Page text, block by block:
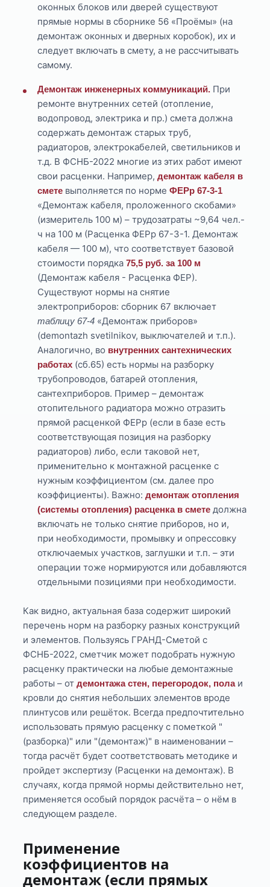
оконных блоков или дверей существуют
прямые нормы в сборнике 56 «Проёмы» (на
демонтаж оконных и дверных коробок), их и
следует включать в смету, а не рассчитывать
самому.
Демонтаж инженерных коммуникаций. При
ремонте внутренних сетей (отопление,
водопровод, электрика и пр.) смета должна
содержать демонтаж старых труб,
радиаторов, электрокабелей, светильников и
т.д. В ФСНБ-2022 многие из этих работ имеют
свои расценки. Например,демонтаж кабеля в
смете выполняется по нормеФЕРр 67-3-1
«Демонтаж кабеля, проложенного скобами»
(измеритель 100 м) – трудозатраты ~9,64 чел.-
ч на 100 м (Расценка ФЕРр 67-3-1. Демонтаж
кабеля — 100 м), что соответствует базовой
стоимости порядка75,5 руб. за 100 м
(Демонтаж кабеля - Расценка ФЕР).
Существуют нормы на снятие
электроприборов: сборник 67 включает
таблицу 67-4 «Демонтаж приборов»
(demontazh svetilnikov, выключателей и т.п.).
Аналогично, во внутренних сантехнических
работах (сб.65) есть нормы на разборку
трубопроводов, батарей отопления,
сантехприборов. Пример – демонтаж
отопительного радиатора можно отразить
прямой расценкой ФЕРр (если в базе есть
соответствующая позиция на разборку
радиаторов) либо, если таковой нет,
применительно к монтажной расценке с
нужным коэффициентом (см. далее про
коэффициенты). Важно:демонтаж отопления
(системы отопления) расценка в смете должна
включать не только снятие приборов, но и,
при необходимости, промывку и опрессовку
отключаемых участков, заглушки и т.п. – эти
операции тоже нормируются или добавляются
отдельными позициями при необходимости.
Как видно, актуальная база содержит широкий
перечень норм на разборку разных конструкций
и элементов. Пользуясь ГРАНД-Сметой с
ФСНБ-2022, сметчик может подобрать нужную
расценку практически на любые демонтажные
работы – отдемонтажа стен, перегородок, полаи
кровли до снятия небольших элементов вроде
плинтусов или решёток. Всегда предпочтительно
использовать прямую расценку с пометкой "
(разборка)" или "(демонтаж)" в наименовании –
тогда расчёт будет соответствовать методике и
пройдет экспертизу (Расценки на демонтаж). В
случаях, когда прямой нормы действительно нет,
применяется особый порядок расчёта – о нём в
следующем разделе.
Применение
коэффициентов на
демонтаж (если прямых